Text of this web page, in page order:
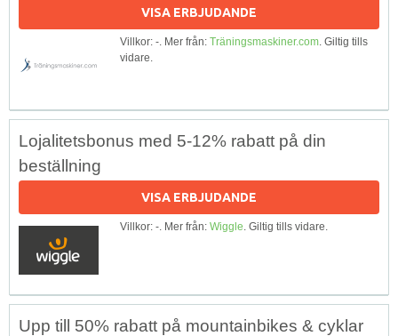
VISA ERBJUDANDE
Villkor: -. Mer från: Träningsmaskiner.com. Giltig tills
vidare.
Lojalitetsbonus med 5-12% rabatt på din
beställning
VISA ERBJUDANDE
Villkor: -. Mer från: Wiggle. Giltig tills vidare.
Upp till 50% rabatt på mountainbikes & cyklar